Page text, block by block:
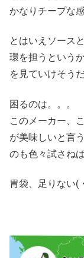
かなりチープな
とはいえソース
環を担うという
を見ていけそう
困るのは。。。
このメーカー、
が美味しいと言
のも色々試さね
胃袋、足りない(